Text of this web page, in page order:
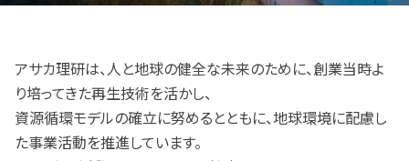
アサカ理研は、人と地球の健全な未来のために、創業当時よ
り培ってきた再生技術を活かし、
資源循環モデルの確立に努めるとともに、地球環境に配慮し
た事業活動を推進しています。